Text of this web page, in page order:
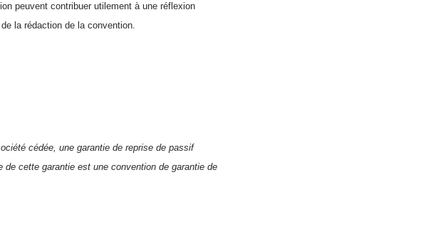
peuvent contribuer utilement à une réflexion
la rédaction de la convention.
cédée, une garantie de reprise de passif
cette garantie est une convention de garantie de